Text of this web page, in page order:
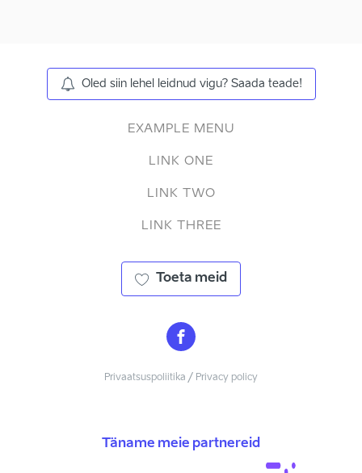
Oled siin lehel leidnud vigu? Saada teade!
EXAMPLE MENU
LINK ONE
LINK TWO
LINK THREE
Toeta meid
Privaatsuspoliitika / Privacy policy
Täname meie partnereid